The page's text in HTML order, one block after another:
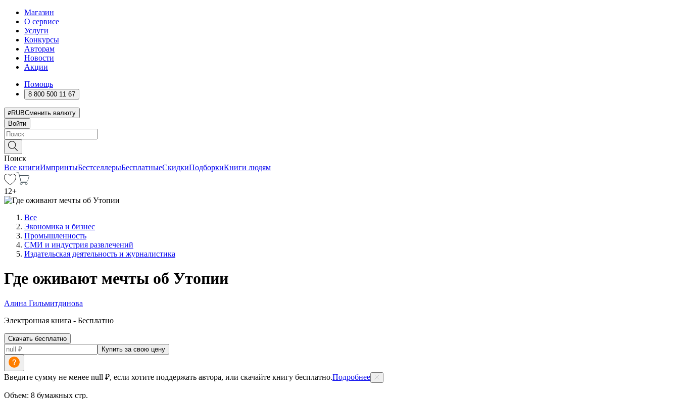
Магазин
О сервисе
Услуги
Конкурсы
Авторам
Новости
Акции
Помощь
8 800 500 11 67
RUBСменить валюту
Войти
Поиск
Все книгиИмпринтыБестселлерыБесплатныеСкидкиПодборкиКниги людям
12+
Все
Экономика и бизнес
Промышленность
СМИ и индустрия развлечений
Издательская деятельность и журналистика
Где оживают мечты об Утопии
Алина Гильмитдинова
Электронная книга - Бесплатно
Скачать бесплатно
Купить за свою цену
Введите сумму не менее null ₽, если хотите поддержать автора, или скачайте книгу бесплатно.Подробнее
Объем: 8 бумажных стр.